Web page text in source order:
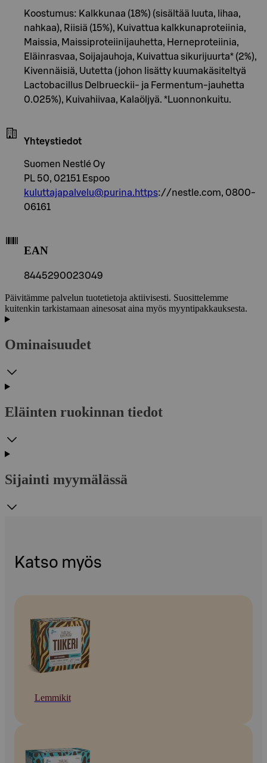
Koostumus: Kalkkunaa (18%) (sisältää luuta, lihaa,
nahkaa), Riisiä (15%), Kuivattua kalkkunaproteiinia,
Maissia, Maissiproteiinijauhetta, Herneproteiinia,
Eläinrasvaa, Soijajauhoja, Kuivattua sikurijuurta* (2%),
Kivennäisiä, Uutetta (johon lisätty kuumakäsiteltyä
Lactobacillus Delbrueckii- ja Fermentum-jauhetta
0.025%), Kuivahiivaa, Kalaöljyä. *Luonnonkuitu.
Yhteystiedot
Suomen Nestlé Oy
PL 50, 02151 Espoo
kuluttajapalvelu@purina.https://nestle.com, 0800-
06161
EAN
8445290023049
Päivitämme palvelun tuotetietoja aktiivisesti. Suosittelemme
kuitenkin tarkistamaan ainesosat aina myös myyntipakkauksesta.
Ominaisuudet
Eläinten ruokinnan tiedot
Sijainti myymälässä
Katso myös
Lemmikit